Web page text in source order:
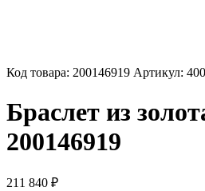
Код товара: 200146919 Артикул:
Браслет из
200146919
211 840 ₽